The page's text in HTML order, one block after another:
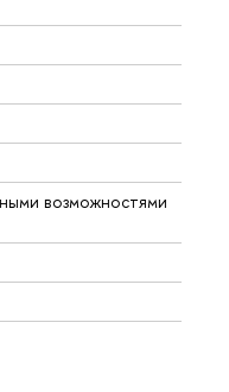
возможностями